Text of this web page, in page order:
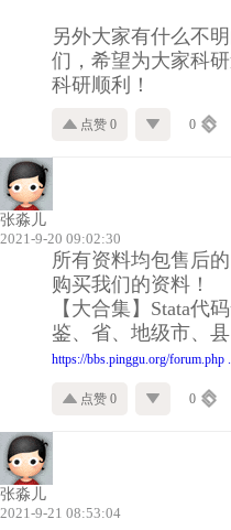
另外大家有什么不
们，希望为大家科
科研顺利！
点赞 0 0
张淼儿
2021-9-20 09:02:30
所有资料均包售后
购买我们的资料！
【大合集】Stata代
鉴、省、地级市、
https://bbs.pinggu.org/
点赞 0 0
张淼儿
2021-9-21 08:53:04